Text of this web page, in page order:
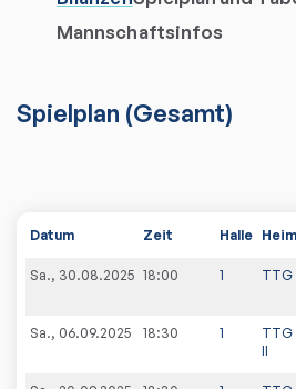
Mannschaftsinfos
Spielplan (Gesamt)
Datum Zeit Halle
Sa., 30.08.2025 18:00 1 TTG
Sa., 06.09.2025 18:30 1
TTG
II